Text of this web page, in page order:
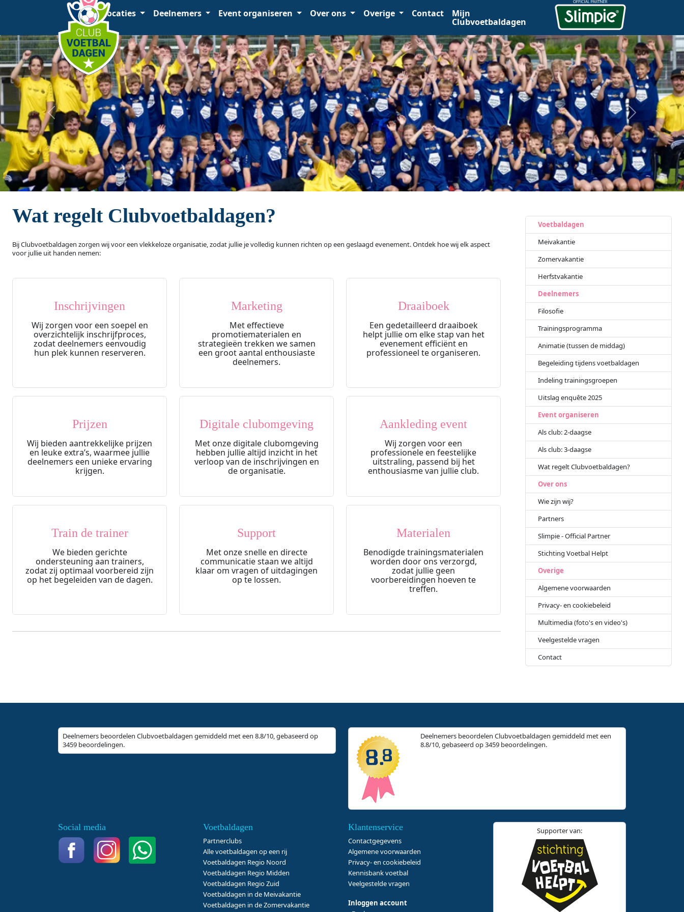
Home Locaties Deelnemers Event organiseren Over ons Overige Contact Mijn
Clubvoetbaldagen
Wat regelt Clubvoetbaldagen?
Bij Clubvoetbaldagen zorgen wij voor een vlekkeloze organisatie, zodat jullie je volledig kunnen richten op een geslaagd evenement. Ontdek hoe wij elk aspect
voor jullie uit handen nemen:
Inschrijvingen
Wij zorgen voor een soepel en
overzichtelijk inschrijfproces,
zodat deelnemers eenvoudig
hun plek kunnen reserveren.
Marketing
Met effectieve
promotiematerialen en
strategieën trekken we samen
een groot aantal enthousiaste
deelnemers.
Draaiboek
Een gedetailleerd draaiboek
helpt jullie om elke stap van het
evenement efficiënt en
professioneel te organiseren.
Prijzen
Wij bieden aantrekkelijke prijzen
en leuke extra’s, waarmee jullie
deelnemers een unieke ervaring
krijgen.
Digitale clubomgeving
Met onze digitale clubomgeving
hebben jullie altijd inzicht in het
verloop van de inschrijvingen en
de organisatie.
Aankleding event
Wij zorgen voor een
professionele en feestelijke
uitstraling, passend bij het
enthousiasme van jullie club.
Train de trainer
We bieden gerichte
ondersteuning aan trainers,
zodat zij optimaal voorbereid zijn
op het begeleiden van de dagen.
Support
Met onze snelle en directe
communicatie staan we altijd
klaar om vragen of uitdagingen
op te lossen.
Materialen
Benodigde trainingsmaterialen
worden door ons verzorgd,
zodat jullie geen
voorbereidingen hoeven te
treffen.
Voetbaldagen
Meivakantie
Zomervakantie
Herfstvakantie
Deelnemers
Filosofie
Trainingsprogramma
Animatie (tussen de middag)
Begeleiding tijdens voetbaldagen
Indeling trainingsgroepen
Uitslag enquête 2025
Event organiseren
Als club: 2-daagse
Als club: 3-daagse
Wat regelt Clubvoetbaldagen?
Over ons
Wie zijn wij?
Partners
Slimpie - Official Partner
Stichting Voetbal Helpt
Overige
Algemene voorwaarden
Privacy- en cookiebeleid
Multimedia (foto's en video's)
Veelgestelde vragen
Contact
Deelnemers beoordelen Clubvoetbaldagen gemiddeld met een 8.8/10, gebaseerd op
3459 beoordelingen.
Deelnemers beoordelen Clubvoetbaldagen gemiddeld met een
8.8/10, gebaseerd op 3459 beoordelingen.
Social media Voetbaldagen
Partnerclubs
Alle voetbaldagen op een rij
Voetbaldagen Regio Noord
Voetbaldagen Regio Midden
Voetbaldagen Regio Zuid
Voetbaldagen in de Meivakantie
Voetbaldagen in de Zomervakantie
Klantenservice
Contactgegevens
Algemene voorwaarden
Privacy- en cookiebeleid
Kennisbank voetbal
Veelgestelde vragen
Inloggen account
Supporter van: